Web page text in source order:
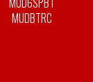
MUDBTRC